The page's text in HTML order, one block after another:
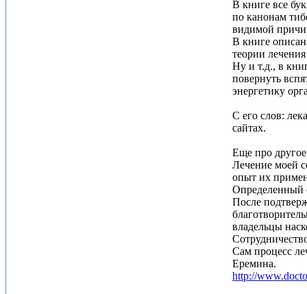
В книге все
по канонам
видимой
В книге
теории
Ну и т.д., в
повернуть
энергетику
С его слов:
сайтах.
Еще про
Лечение моей
опыт их
Определенный
После
владельцы
Сам процесс
Еремина.
http://